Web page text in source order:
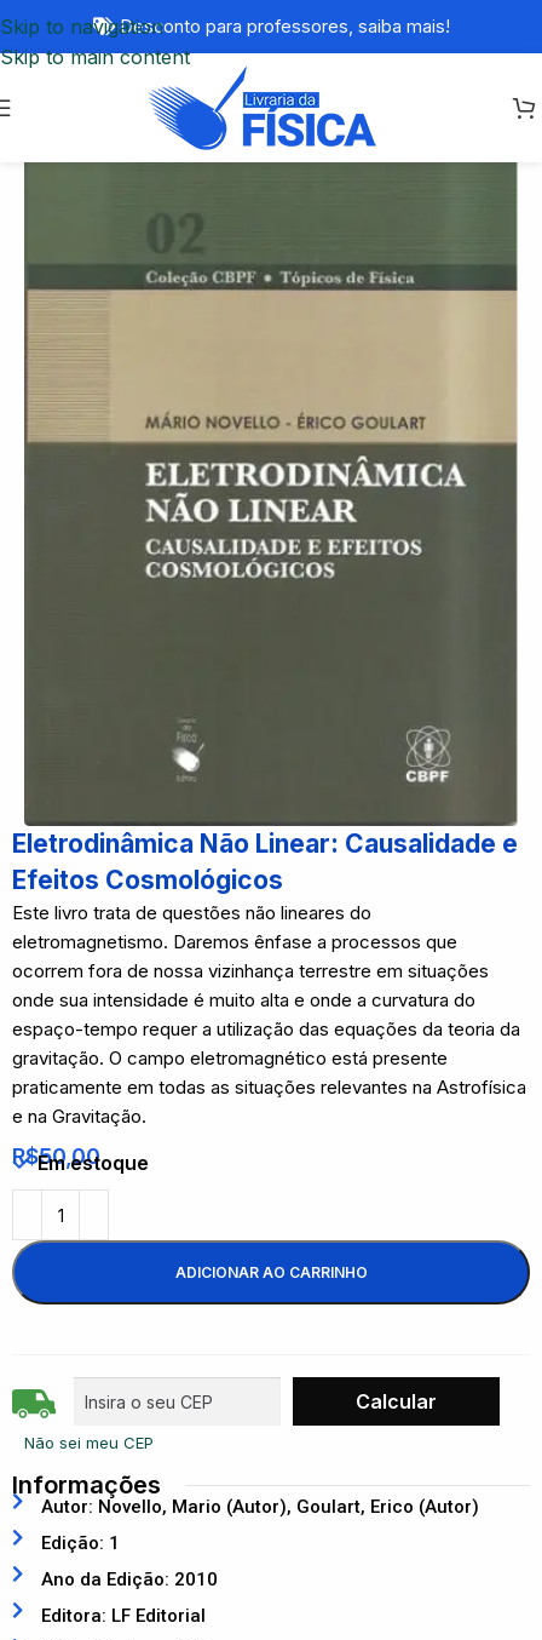
Skip to navigation
Skip to main content
Desconto para professores, saiba mais!
Eletrodinâmica Não Linear: Causalidade e
Efeitos Cosmológicos
Este livro trata de questões não lineares do
eletromagnetismo. Daremos ênfase a processos que
ocorrem fora de nossa vizinhança terrestre em situações
onde sua intensidade é muito alta e onde a curvatura do
espaço-tempo requer a utilização das equações da teoria da
gravitação. O campo eletromagnético está presente
praticamente em todas as situações relevantes na Astrofísica
e na Gravitação.
R$50,00
Em estoque
ADICIONAR AO CARRINHO
Não sei meu CEP
Informações
Autor: Novello, Mario (Autor), Goulart, Erico (Autor)
Edição: 1
Ano da Edição: 2010
Editora: LF Editorial